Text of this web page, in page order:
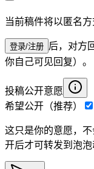
当前稿件将以匿名
登录/注册 后，对方
你自己可见回复）。
投稿公开意愿
希望公开（推荐）
这只是你的意愿，
开后才可转发到泡泡